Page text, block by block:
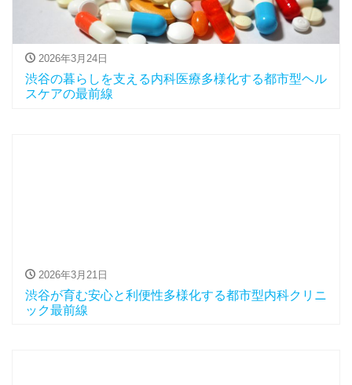
2026年3月24日
渋谷の暮らしを支える内科医療多様化する都市型ヘル
スケアの最前線
2026年3月21日
渋谷が育む安心と利便性多様化する都市型内科クリニ
ック最前線